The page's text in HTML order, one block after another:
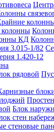
колонны
КД
3.015-1/82
1.420-12
рядовой
Блок
стен
стеновые